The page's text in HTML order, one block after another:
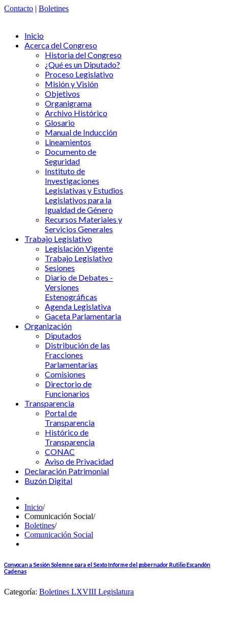
Contacto | Boletines
Inicio
Acerca del Congreso
Historia del Congreso
¿Qué es un Diputado?
Proceso Legislativo
Misión y Visión
Objetivos
Organigrama
Archivo Histórico
Glosario
Manual de Inducción
Lineamientos
Documento de
Seguridad
Instituto de
Investigaciones
Legislativas y Estudios
Legislativos para la
Igualdad de Género
Recursos Materiales y
Servicios Generales
Trabajo Legislativo
Legislación Vigente
Trabajo Legislativo
Sesiones
Diario de Debates -
Versiones
Estenográficas
Agenda Legislativa
Gaceta Parlamentaria
Organización
Diputados
Distribución de las
Fracciones
Parlamentarias
Comisiones
Directorio de
Funcionarios
Transparencia
Portal de
Transparencia
Histórico de
Transparencia
CONAC
Aviso de Privacidad
Declaración Patrimonial
Buzón Digital
Inicio/
Comunicación Social/
Boletines/
Comunicación Social
Convocan a Sesión Solemne para el Sexto Informe del gobernador Rutilio Escandón
Cadenas
Categoría: Boletines LXVIII Legislatura